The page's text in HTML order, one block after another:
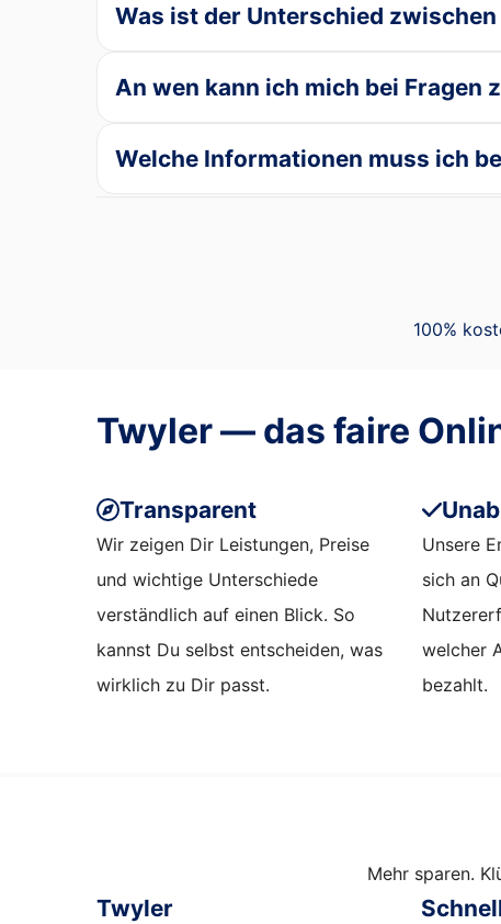
Was ist der Unterschied
An wen kann ich mich bei Fragen
Welche Informationen muss ich
100%
Twyler — das faire
Transparent
Wir zeigen Dir Leistungen, Preise
und wichtige Unterschiede
verständlich auf einen Blick. So
kannst Du selbst entscheiden, was
wirklich zu Dir passt.
Unsere
sich an
welcher
bezahlt.
Mehr sparen.
Twyler